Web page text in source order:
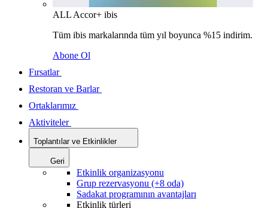
ALL Accor+ ibis
Tüm ibis markalarında tüm yıl boyunca %15 indirim.
Abone Ol
Fırsatlar
Restoran ve Barlar
Ortaklarımız
Aktiviteler
Toplantılar ve Etkinlikler
Geri
Etkinlik organizasyonu
Grup rezervasyonu (+8 oda)
Sadakat programının avantajları
Etkinlik türleri